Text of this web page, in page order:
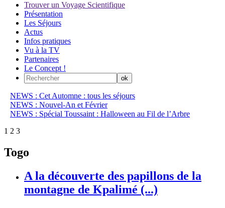
Trouver un Voyage Scientifique
Présentation
Les Séjours
Actus
Infos pratiques
Vu à la TV
Partenaires
Le Concept !
NEWS : Cet Automne : tous les séjours
NEWS : Nouvel-An et Février
NEWS : Spécial Toussaint : Halloween au Fil de l’Arbre
1 2 3
Togo
A la découverte des papillons de la
montagne de Kpalimé (...)